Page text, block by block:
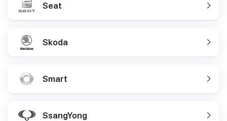
Seat
Skoda
Smart
SsangYong